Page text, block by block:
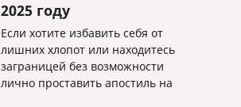
2025 году
Если хотите избавить себя от
лишних хлопот или находитесь
заграницей без возможности
лично проставить апостиль на